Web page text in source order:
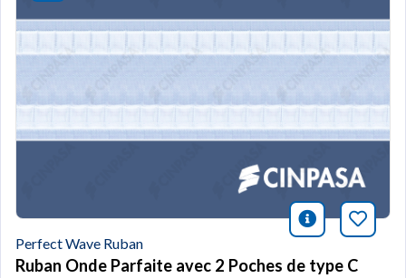
icono
Perfect Wave Ruban
Ruban Onde Parfaite avec 2 Poches de type C